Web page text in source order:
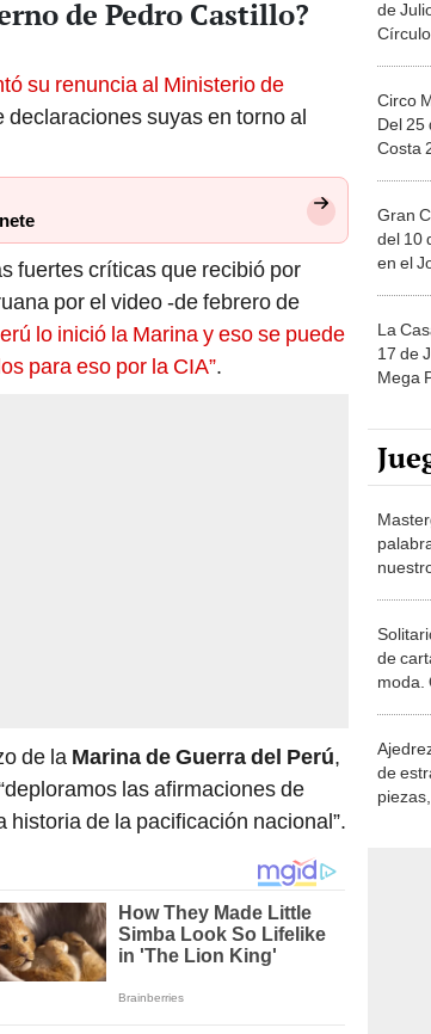
de Pedro Castillo?
su renuncia al Ministerio de
declaraciones suyas en torno al
fuertes críticas que recibió por
por el video -de febrero de
lo inició la Marina y eso se puede
para eso por la CIA”.
de la Marina de Guerra del Perú,
las afirmaciones de
de la pacificación nacional”.
de
Circo
Del 25
Costa
Gran
del 10
en el
La
17 de
Mega
de
moda.
de